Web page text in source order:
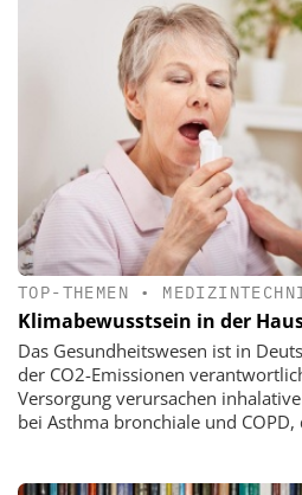
TOP-THEMEN •
Klimabewusstsein in der
Das Gesundheitswesen ist in
der CO2-Emissionen
Versorgung verursachen
bei Asthma bronchiale und